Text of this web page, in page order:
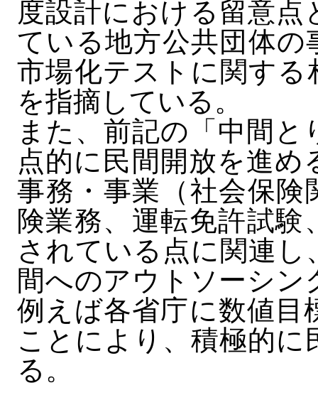
度設計における留意
ている地方公共団体の
市場化テストに関する
を指摘している。
また、前記の「中間
点的に民間開放を進
事務・事業（社会保険
険業務、運転免許試
されている点に関連
間へのアウトソーシ
例えば各省庁に数値目
ことにより、積極的
る。